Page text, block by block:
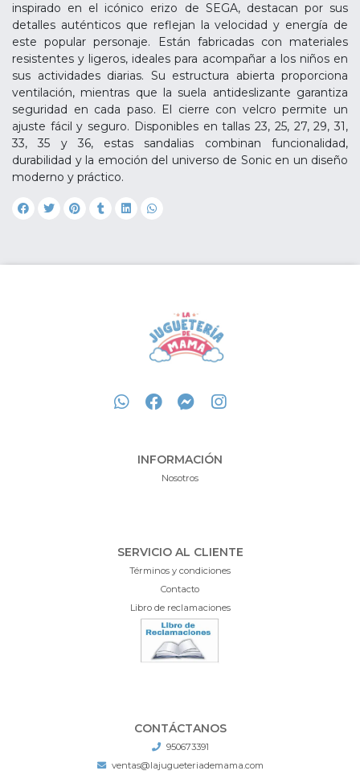
inspirado en el icónico erizo de SEGA, destacan por sus
detalles auténticos que reflejan la velocidad y energía de
este popular personaje. Están fabricadas con materiales
resistentes y ligeros, ideales para acompañar a los niños en
sus actividades diarias. Su estructura abierta proporciona
ventilación, mientras que la suela antideslizante garantiza
seguridad en cada paso. El cierre con velcro permite un
ajuste fácil y seguro. Disponibles en tallas 23, 25, 27, 29, 31,
33, 35 y 36, estas sandalias combinan funcionalidad,
durabilidad y la emoción del universo de Sonic en un diseño
moderno y práctico.
INFORMACIÓN
Nosotros
SERVICIO AL CLIENTE
Términos y condiciones
Contacto
Libro de reclamaciones
CONTÁCTANOS
950673391
ventas@lajugueteriademama.com